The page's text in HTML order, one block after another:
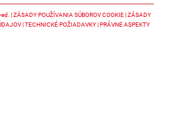
ZÁSADY POUŽÍVANIA SÚBOROV COOKIE ZÁSADY
TECHNICKÉ POŽIADAVKY PRÁVNE ASPEKTY